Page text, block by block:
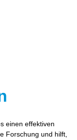
einen effektiven
Forschung und hilft,